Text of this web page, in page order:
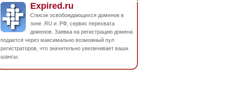
Expired.ru
Список освобождающихся доменов в
зоне .RU и .РФ, сервис перехвата
доменов. Заявка на регистрацию домена
подается через максимально возможный пул
регистраторов, что значительно увеличивает ваши
шансы.